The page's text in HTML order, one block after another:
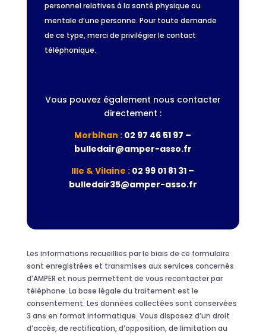
personnel relatives à la santé physique ou
mentale d’une personne. Pour toute demande
de ce type, merci de privilégier le contact
téléphonique.
Vous pouvez également nous contacter
directement :
Morbihan : 02 97 46 51 97 –
bulledair@amper-asso.fr
Ille & Vilaine : 02 99 01 81 31 –
bulledair35@amper-asso.fr
Les informations recueillies par le biais de ce formulaire
sont enregistrées et transmises aux services concernés
d’AMPER et nous permettent de vous recontacter par
téléphone. La base légale du traitement est le
consentement. Les données collectées sont conservées
3 ans en format informatique. Vous disposez d’un droit
d’accès, de rectification, d’opposition, de limitation au